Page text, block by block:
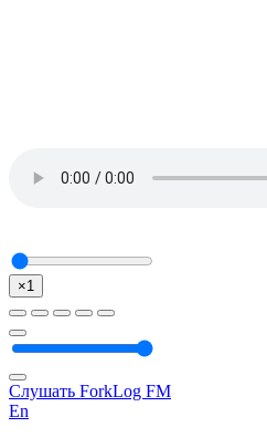
×1
Слушать ForkLog FM
En